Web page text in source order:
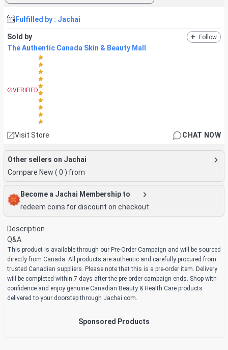
Fulfilled by : Jachai
Sold by + Follow
The Authentic Canada Skin & Beauty Mall
VERIFIED
Visit Store CHAT NOW
Other sellers on Jachai
Compare New ( 0 ) from
Become a Jachai Membership to
redeem coins for discount on checkout
Description
Q&A
This product is available through our Pre-Order Campaign and will be sourced
directly from Canada. All products are authentic and carefully procured from
trusted Canadian suppliers. Please note that this is a pre-order item. Delivery
will be completed within 7 days after the pre-order campaign ends. Shop with
confidence and enjoy genuine Canadian Beauty & Health Care products
delivered to your doorstep through Jachai.com.
Sponsored Products